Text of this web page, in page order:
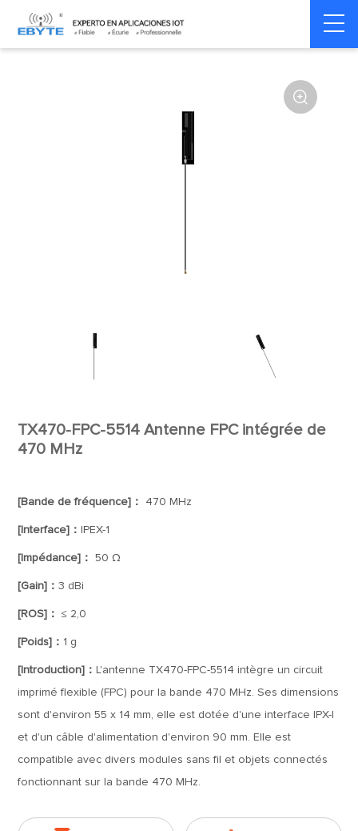
Home > Accessoires > Antenna

TX470-FPC-5514 Antenne FPC intégrée de
470 MHz
[Bande de fréquence]： 470 MHz
[Interface]： IPEX-1
[Impédance]： 50 Ω
[Gain]：3 dBi
[ROS]： ≤ 2,0
[Poids]： 1 g
[Introduction]： L'antenne TX470-FPC-5514 intègre un circuit
imprimé flexible (FPC) pour la bande 470 MHz. Ses dimensions
sont d'environ 55 x 14 mm, elle est dotée d'une interface IPX-I
et d'un câble d'alimentation d'environ 90 mm. Elle est
compatible avec divers modules sans fil et objets connectés
fonctionnant sur la bande 470 MHz.